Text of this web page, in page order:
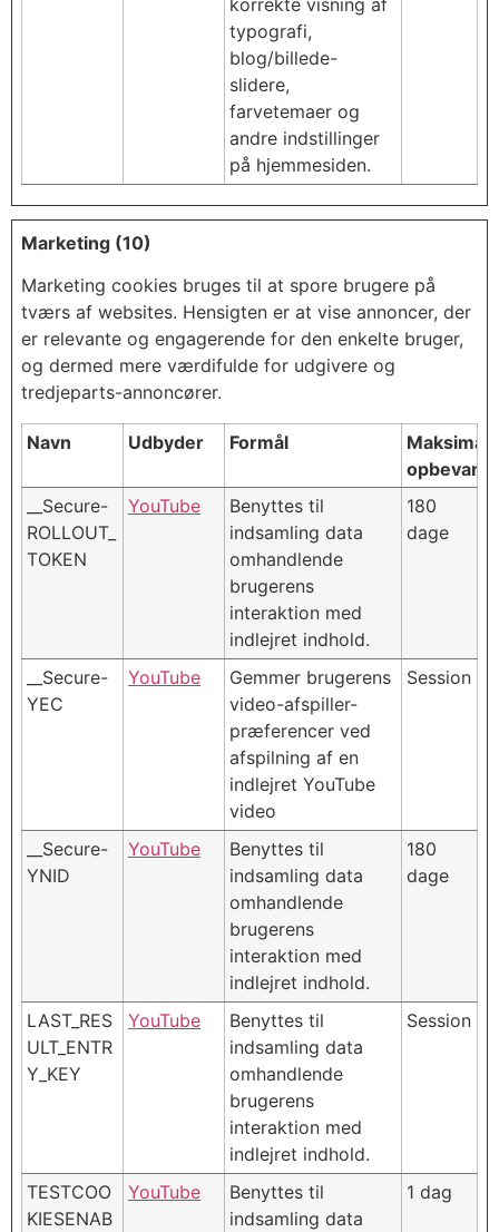
korrekte visning af
typografi,
blog/billede-
slidere,
farvetemaer og
andre indstillinger
på hjemmesiden.
Marketing (10)
Marketing cookies bruges til at spore brugere på
tværs af websites. Hensigten er at vise annoncer, der
er relevante og engagerende for den enkelte bruger,
og dermed mere værdifulde for udgivere og
tredjeparts-annoncører.
Navn Udbyder Formål
Maksimal
__Secure-
ROLLOUT_
TOKEN
YouTube
Benyttes til
indsamling data
omhandlende
brugerens
interaktion med
indlejret indhold.
180
dage
__Secure-
YEC
YouTube
Gemmer brugerens
video-afspiller-
præferencer ved
afspilning af en
indlejret YouTube
video
Session
__Secure-
YNID
YouTube
Benyttes til
indsamling data
omhandlende
brugerens
interaktion med
indlejret indhold.
180
dage
LAST_RES
ULT_ENTR
Y_KEY
YouTube
Benyttes til
indsamling data
omhandlende
brugerens
interaktion med
indlejret indhold.
Session
TESTCOO
KIESENAB
YouTube
Benyttes til
indsamling data
1 dag